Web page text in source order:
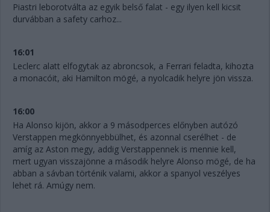
Piastri leborotválta az egyik belső falat - egy ilyen kell kicsit
durvábban a safety carhoz...
16:01
Leclerc alatt elfogytak az abroncsok, a Ferrari feladta, kihozta
a monacóit, aki Hamilton mögé, a nyolcadik helyre jön vissza.
16:00
Ha Alonso kijön, akkor a 9 másodperces előnyben autózó
Verstappen megkönnyebbülhet, és azonnal cserélhet - de
amíg az Aston megy, addig Verstappennek is mennie kell,
mert ugyan visszajönne a második helyre Alonso mögé, de ha
abban a sávban történik valami, akkor a spanyol veszélyes
lehet rá. Amúgy nem.